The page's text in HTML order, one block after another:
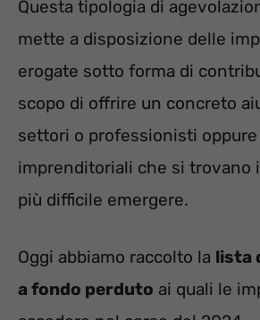
Questa tipologia di
mette a disposizione delle
erogate sotto forma di
scopo di offrire un concreto
settori o professionisti
imprenditoriali che si trovano
più difficile emergere.
Oggi abbiamo raccolto la lista
a fondo perduto ai quali le